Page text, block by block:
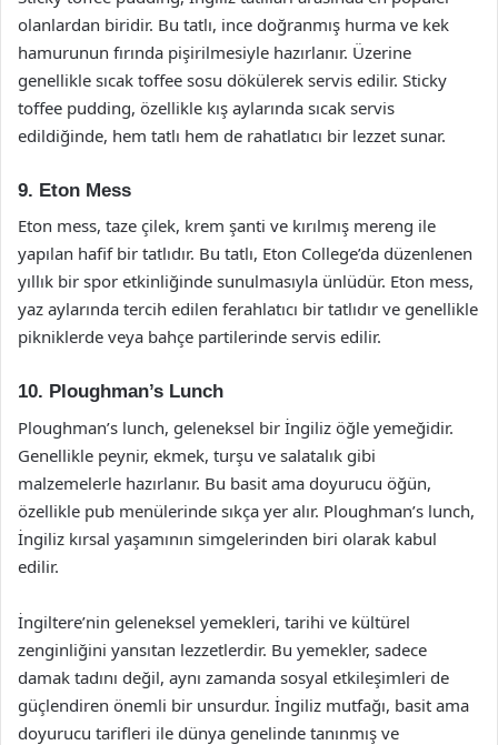
olanlardan biridir. Bu tatlı, ince doğranmış hurma ve kek
hamurunun fırında pişirilmesiyle hazırlanır. Üzerine
genellikle sıcak toffee sosu dökülerek servis edilir. Sticky
toffee pudding, özellikle kış aylarında sıcak servis
edildiğinde, hem tatlı hem de rahatlatıcı bir lezzet sunar.
9. Eton Mess
Eton mess, taze çilek, krem şanti ve kırılmış mereng ile
yapılan hafif bir tatlıdır. Bu tatlı, Eton College’da düzenlenen
yıllık bir spor etkinliğinde sunulmasıyla ünlüdür. Eton mess,
yaz aylarında tercih edilen ferahlatıcı bir tatlıdır ve genellikle
pikniklerde veya bahçe partilerinde servis edilir.
10. Ploughman’s Lunch
Ploughman’s lunch, geleneksel bir İngiliz öğle yemeğidir.
Genellikle peynir, ekmek, turşu ve salatalık gibi
malzemelerle hazırlanır. Bu basit ama doyurucu öğün,
özellikle pub menülerinde sıkça yer alır. Ploughman’s lunch,
İngiliz kırsal yaşamının simgelerinden biri olarak kabul
edilir.
İngiltere’nin geleneksel yemekleri, tarihi ve kültürel
zenginliğini yansıtan lezzetlerdir. Bu yemekler, sadece
damak tadını değil, aynı zamanda sosyal etkileşimleri de
güçlendiren önemli bir unsurdur. İngiliz mutfağı, basit ama
doyurucu tarifleri ile dünya genelinde tanınmış ve